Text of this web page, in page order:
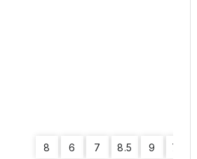
8 6 7 8.5 9 7.5